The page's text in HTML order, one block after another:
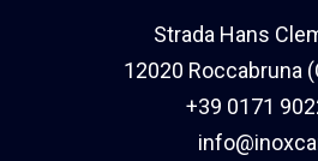
Strada Hans
12020 Roccabruna
+39 0171